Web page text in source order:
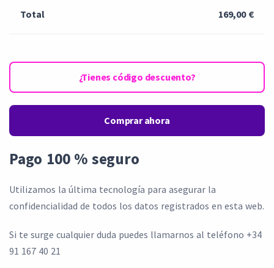
Total 169,00 €
¿Tienes código descuento?
Comprar ahora
Pago 100 % seguro
Utilizamos la última tecnología para asegurar la
confidencialidad de todos los datos registrados en esta web.
Si te surge cualquier duda puedes llamarnos al teléfono +34
91 167 40 21